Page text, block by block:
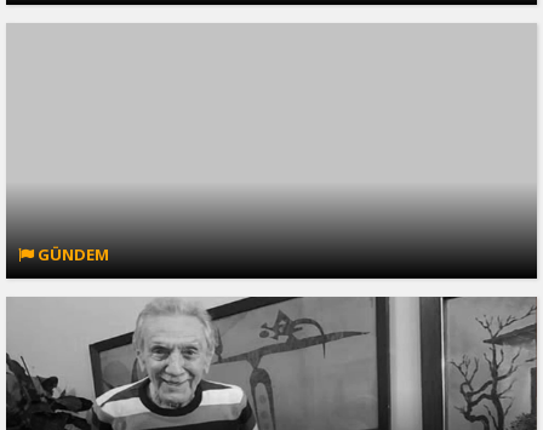
GÜNDEM